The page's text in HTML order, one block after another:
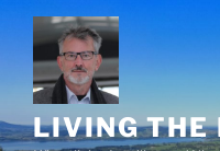
Zum
Inhalt
springen
LIVING THE